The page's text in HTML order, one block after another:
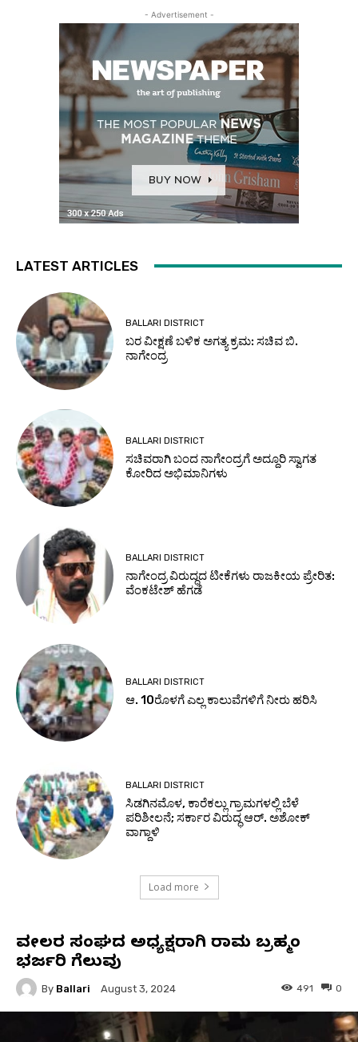
- Advertisement -
LATEST ARTICLES
BALLARI DISTRICT
ಬರ ವೀಕ್ಷಣೆ ಬಳಿಕ ಅಗತ್ಯ ಕ್ರಮ: ಸಚಿವ ಬಿ.
ನಾಗೇಂದ್ರ
BALLARI DISTRICT
ಸಚಿವರಾಗಿ ಬಂದ ನಾಗೇಂದ್ರಗೆ ಅದ್ದೂರಿ ಸ್ವಾಗತ
ಕೋರಿದ ಅಭಿಮಾನಿಗಳು
BALLARI DISTRICT
ನಾಗೇಂದ್ರ ವಿರುದ್ಧದ ಟೀಕೆಗಳು ರಾಜಕೀಯ ಪ್ರೇರಿತ:
ವೆಂಕಟೇಶ್ ಹೆಗಡೆ
BALLARI DISTRICT
ಆ. 10ರೊಳಗೆ ಎಲ್ಲ ಕಾಲುವೆಗಳಿಗೆ ನೀರು ಹರಿಸಿ
BALLARI DISTRICT
ಸಿಡಗಿನಮೊಳ, ಕಾರೆಕಲ್ಲು ಗ್ರಾಮಗಳಲ್ಲಿ ಬೆಳೆ
ಪರಿಶೀಲನೆ; ಸರ್ಕಾರ ವಿರುದ್ಧ ಆರ್. ಅಶೋಕ್
ವಾಗ್ದಾಳಿ
Load more